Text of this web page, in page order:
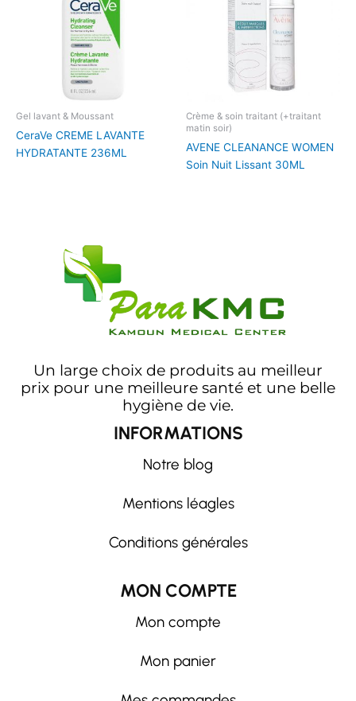
Gel lavant & Moussant
CeraVe CREME LAVANTE
HYDRATANTE 236ML
Crème & soin traitant (+traitant
matin soir)
AVENE CLEANANCE WOMEN
Soin Nuit Lissant 30ML
Un large choix de produits au meilleur
prix pour une meilleure santé et une belle
hygiène de vie.
INFORMATIONS
Notre blog
Mentions léagles
Conditions générales
MON COMPTE
Mon compte
Mon panier